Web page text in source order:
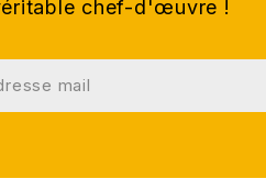
chef-d'œuvre !